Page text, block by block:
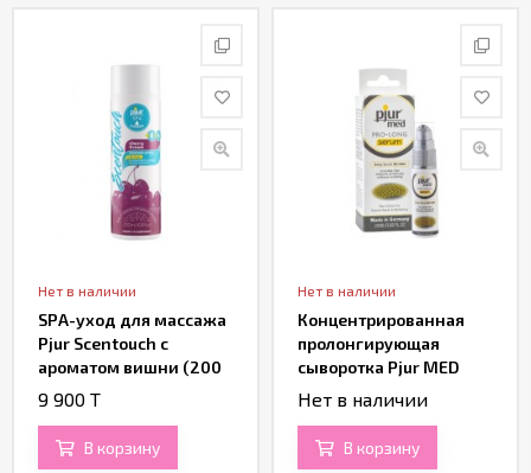
Нет в наличии
SPA-уход для массажа
Pjur Scentouch с
ароматом вишни (200
ML)
9 900 T
В корзину
Нет в наличии
Концентрированная
пролонгирующая
сыворотка Pjur MED
Pro-long SERUM (20
Нет в наличии
В корзину